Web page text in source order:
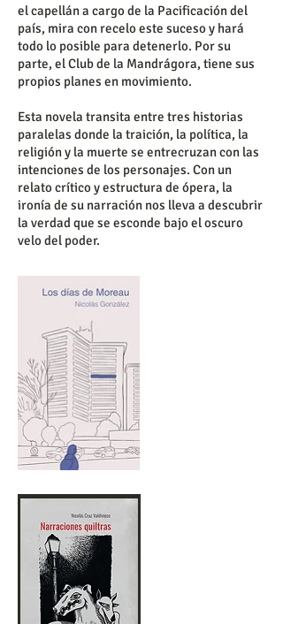
el capellán a cargo de la Pacificación del
país, mira con recelo este suceso y hará
todo lo posible para detenerlo. Por su
parte, el Club de la Mandrágora, tiene sus
propios planes en movimiento.
Esta novela transita entre tres historias
paralelas donde la traición, la política, la
religión y la muerte se entrecruzan con las
intenciones de los personajes. Con un
relato crítico y estructura de ópera, la
ironía de su narración nos lleva a descubrir
la verdad que se esconde bajo el oscuro
velo del poder.